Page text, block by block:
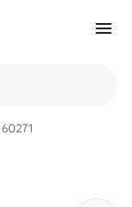
60271